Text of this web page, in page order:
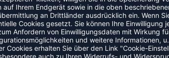
SALE
-35%